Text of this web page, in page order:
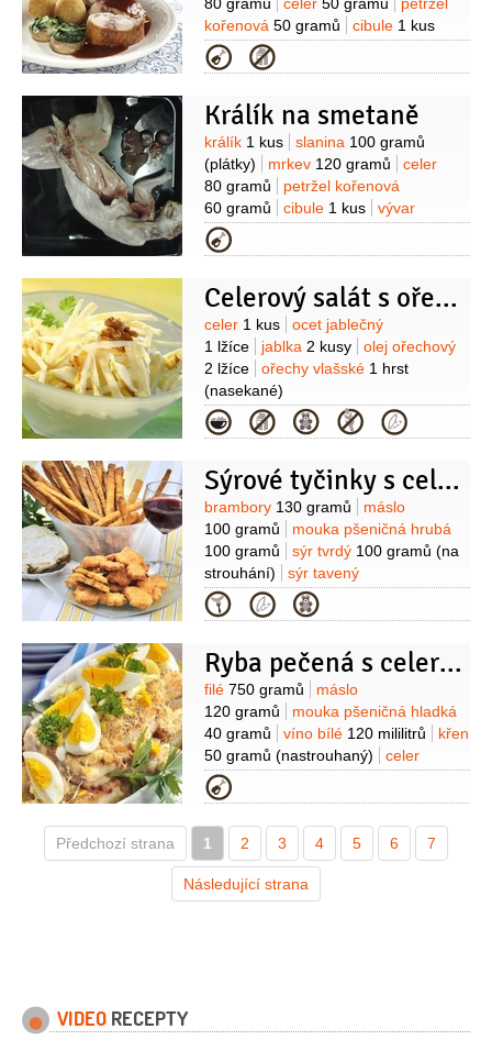
kořenová 50 gramů cibule 1 kus
(menší)
vývar
0,8 decilitru
mouka pšeničná hladká
Kategorie
Králík na smetaně
Suroviny
králík 1 kus slanina 100 gramů
(plátky)
mrkev 120 gramů
celer
80 gramů
petržel kořenová
60 gramů
cibule 1 kus
vývar
3,5 decilitru
bílé1 decilitr
Kategorie
Celerový salát s ořechy
Suroviny
celer 1 kus
ocet jablečný
1 lžíce
jablka 2 kusy
olej ořechový
2 lžíce
ořechy vlašské 1 hrst
(nasekané)
Kategorie
Sýrové tyčinky s celerem
Suroviny
brambory 130 gramů
máslo
100 gramů
mouka pšeničná hrubá
100 gramů
sýr tvrdý 100 gramů (na
strouhání)
sýr tavený
50 gramů
celer
1 kus
kmín1/2lžičky
(mletá)
Kategorie
Ryba pečená s celerem a křenem
Suroviny
filé 750 gramů
máslo
120 gramů
mouka pšeničná hladká
40 gramů
víno bílé 120 mililitrů
křen
50 gramů (nastrouhaný)
celer
30 gramů
2 kusy (vařená)
petržel
ozdobu)
pažitka hrsti
(na
ozdobu)
Kategorie
Předchozí strana 1 2 3 4 5 6 7
Následující strana
VIDEO RECEPTY